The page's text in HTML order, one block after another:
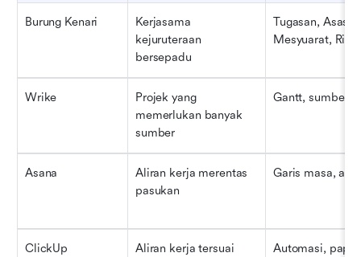
Burung Kenari
Kerjasama
kejuruteraan
bersepadu
Tugasan, Asas,
Mesyuarat,
Wrike
Projek yang
memerlukan banyak
sumber
Gantt, sumber,
Asana
Aliran kerja merentas
pasukan
Garis masa,
ClickUp Aliran kerja tersuai
Automasi,